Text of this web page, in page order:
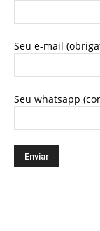
Seu e-mail
Seu whatsapp